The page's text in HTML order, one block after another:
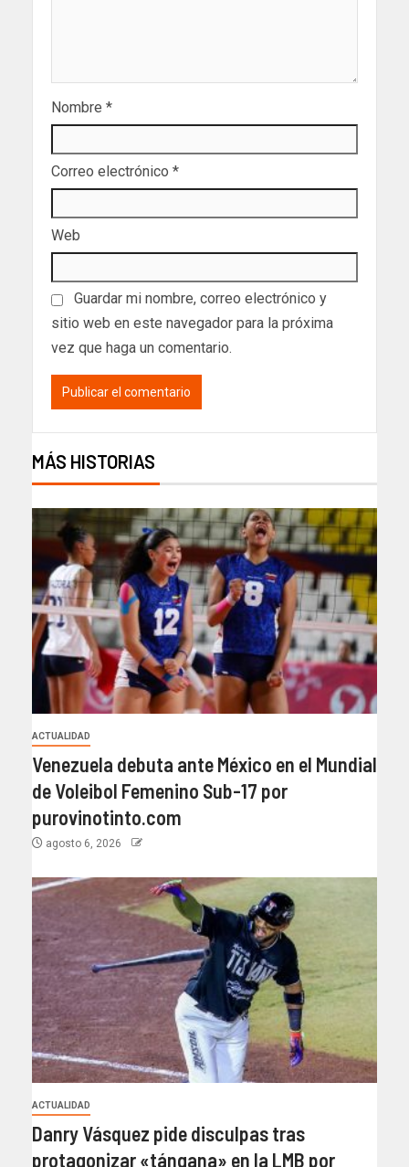
Nombre *
Correo electrónico *
Web
Guardar mi nombre, correo electrónico y
sitio web en este navegador para la próxima
vez que haga un comentario.
MÁS HISTORIAS
ACTUALIDAD
Venezuela debuta ante México en el Mundial
de Voleibol Femenino Sub-17 por
purovinotinto.com
agosto 6, 2026
ACTUALIDAD
Danry Vásquez pide disculpas tras
protagonizar «tángana» en la LMB por